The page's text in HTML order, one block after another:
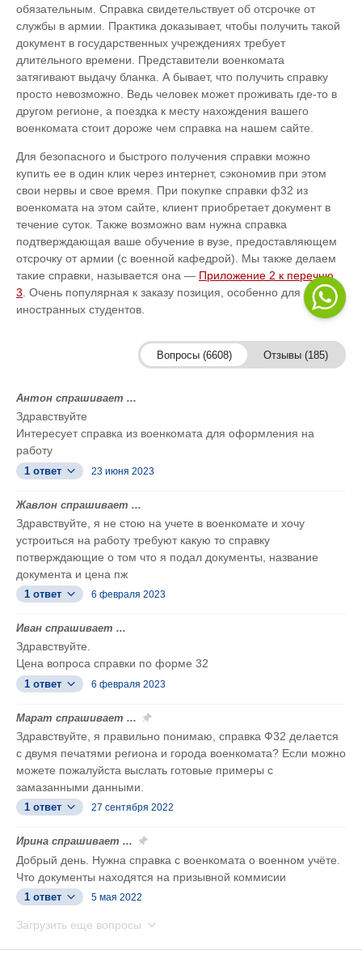
обязательным. Справка свидетельствует об отсрочке от
службы в армии. Практика доказывает, чтобы получить такой
документ в государственных учреждениях требует
длительного времени. Представители военкомата
затягивают выдачу бланка. А бывает, что получить справку
просто невозможно. Ведь человек может проживать где-то в
другом регионе, а поездка к месту нахождения вашего
военкомата стоит дороже чем справка на нашем сайте.
Для безопасного и быстрого получения справки можно
купить ее в один клик через интернет, сэкономив при этом
свои нервы и свое время. При покупке справки ф32 из
военкомата на этом сайте, клиент приобретает документ в
течение суток. Также возможно вам нужна справка
подтверждающая ваше обучение в вузе, предоставляющем
отсрочку от армии (с военной кафедрой). Мы также делаем
такие справки, называется она — Приложение 2 к перечню
3. Очень популярная к заказу позиция, особенно для
иностранных студентов.
Вопросы (6608) Отзывы (185)
Антон спрашивает ...
Здравствуйте
Интересует справка из военкомата для оформления на
работу
1 ответ 23 июня 2023
Жавлон спрашивает ...
Здравствуйте, я не стою на учете в военкомате и хочу
устроиться на работу требуют какую то справку
потверждающие о том что я подал документы, название
документа и цена пж
1 ответ 6 февраля 2023
Иван спрашивает ...
Здравствуйте.
Цена вопроса справки по форме 32
1 ответ 6 февраля 2023
Марат спрашивает ...
Здравствуйте, я правильно понимаю, справка Ф32 делается
с двумя печатями региона и города военкомата? Если можно
можете пожалуйста выслать готовые примеры с
замазанными данными.
1 ответ 27 сентября 2022
Ирина спрашивает ...
Добрый день. Нужна справка с военкомата о военном учёте.
Что документы находятся на призывной коммисии
1 ответ 5 мая 2022
Загрузить еще вопросы